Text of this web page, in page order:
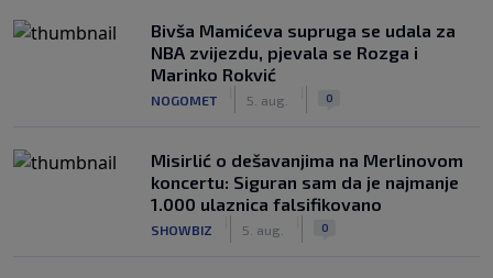
Bivša Mamićeva supruga se udala za
NBA zvijezdu, pjevala se Rozga i
Marinko Rokvić
NOGOMET 5. aug. 0
Misirlić o dešavanjima na Merlinovom
koncertu: Siguran sam da je najmanje
1.000 ulaznica falsifikovano
SHOWBIZ 5. aug. 0